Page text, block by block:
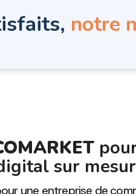
notre
sur
une entreprise de